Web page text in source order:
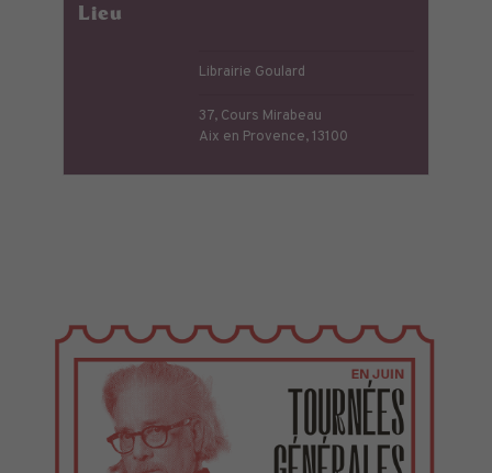
Lieu
Librairie Goulard
37, Cours Mirabeau
Aix en Provence,13100